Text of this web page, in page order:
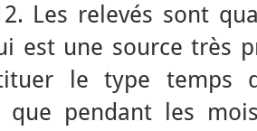
Les relevés sont
est une source très
le type temps
que pendant les